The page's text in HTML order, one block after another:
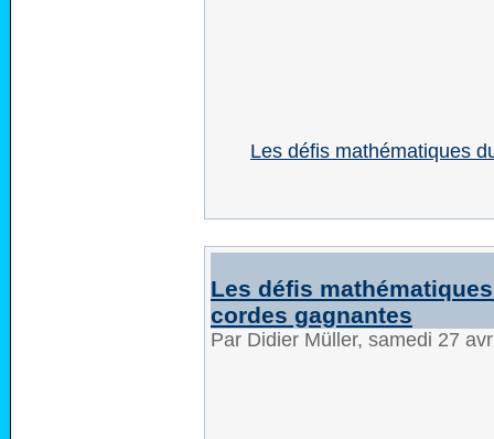
Les défis mathématiques
Les défis
cordes gagnantes
Par Didier Müller, samedi 27